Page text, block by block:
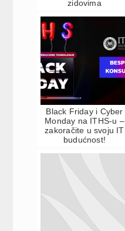
zidovima
Black Friday i Cyber
Monday na ITHS-u –
zakoračite u svoju IT
budućnost!